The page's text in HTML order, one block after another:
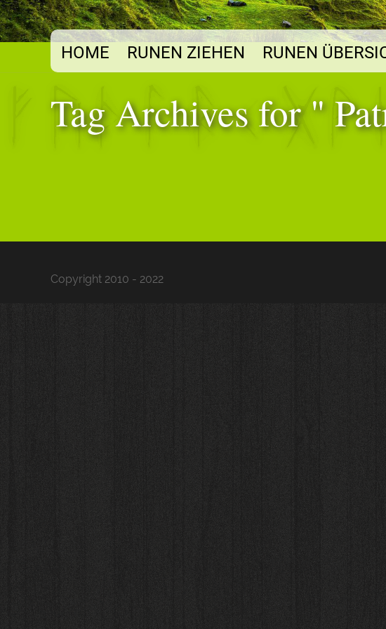
HOME RUNEN ZIEHEN RUNEN
Tag Archives for "
Copyright 2010 - 2022